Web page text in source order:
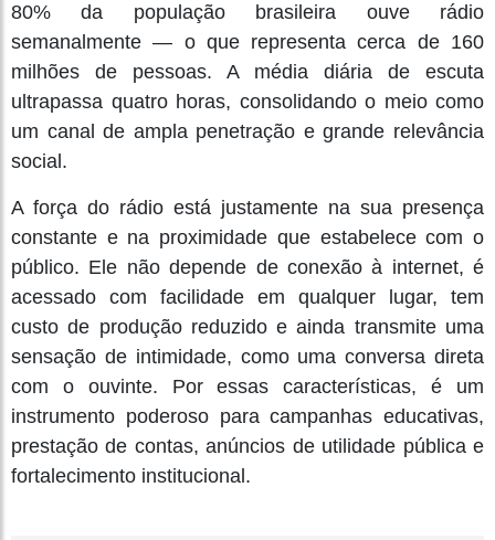
80% da população brasileira ouve rádio
semanalmente — o que representa cerca de 160
milhões de pessoas. A média diária de escuta
ultrapassa quatro horas, consolidando o meio como
um canal de ampla penetração e grande relevância
social.
A força do rádio está justamente na sua presença
constante e na proximidade que estabelece com o
público. Ele não depende de conexão à internet, é
acessado com facilidade em qualquer lugar, tem
custo de produção reduzido e ainda transmite uma
sensação de intimidade, como uma conversa direta
com o ouvinte. Por essas características, é um
instrumento poderoso para campanhas educativas,
prestação de contas, anúncios de utilidade pública e
fortalecimento institucional.